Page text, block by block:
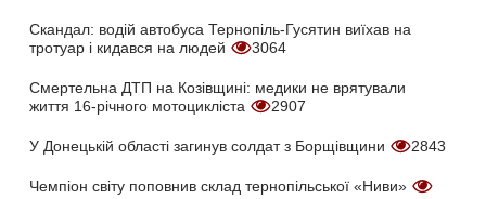
Скандал: водій автобуса Тернопіль-Гусятин виїхав на
тротуар і кидався на людей
3064
Смертельна ДТП на Козівщині: медики не врятували
життя 16-річного мотоцикліста
2907
У Донецькій області загинув солдат з Борщівщини 2843
Чемпіон світу поповнив склад тернопільської «Ниви»